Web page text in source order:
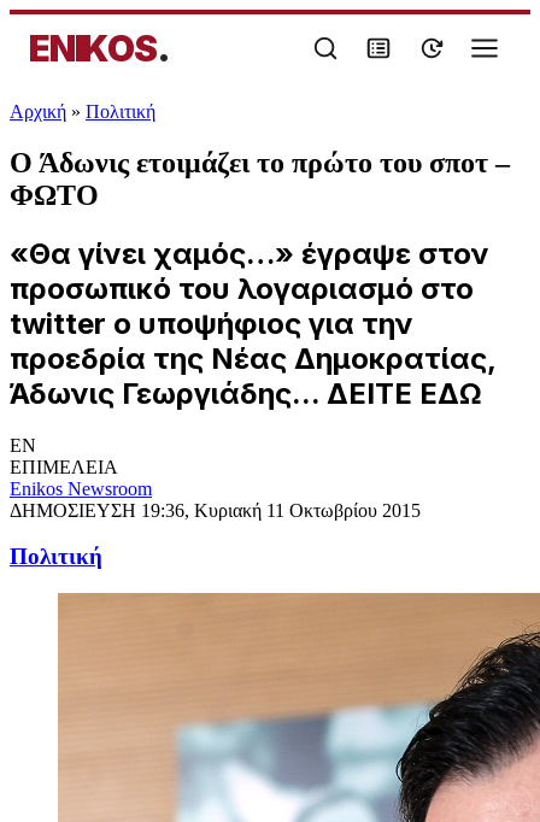
ENIKOS.
Αρχική » Πολιτική
Ο Άδωνις ετοιμάζει το πρώτο του σποτ –
ΦΩΤΟ
«Θα γίνει χαμός…» έγραψε στον
προσωπικό του λογαριασμό στο
twitter ο υποψήφιος για την
προεδρία της Νέας Δημοκρατίας,
Άδωνις Γεωργιάδης... ΔΕΙΤΕ ΕΔΩ
EN
ΕΠΙΜΕΛΕΙΑ
Enikos Newsroom
ΔΗΜΟΣΙΕΥΣΗ 19:36, Κυριακή 11 Οκτωβρίου 2015
Πολιτική